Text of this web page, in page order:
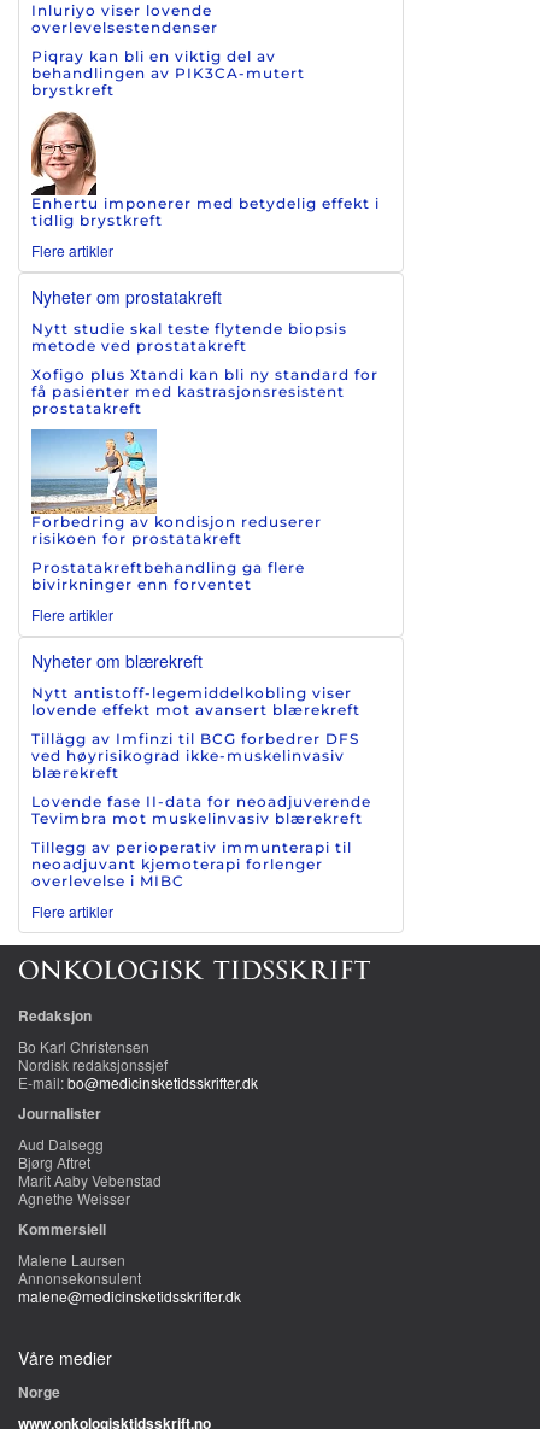
Inluriyo viser lovende
overlevelsestendenser
Piqray kan bli en viktig del av
behandlingen av PIK3CA-mutert
brystkreft
Enhertu imponerer med betydelig effekt i
tidlig brystkreft
Flere artikler
Nyheter om prostatakreft
Nytt studie skal teste flytende biopsis
metode ved prostatakreft
Xofigo plus Xtandi kan bli ny standard for
få pasienter med kastrasjonsresistent
prostatakreft
Forbedring av kondisjon reduserer
risikoen for prostatakreft
Prostatakreftbehandling ga flere
bivirkninger enn forventet
Flere artikler
Nyheter om blærekreft
Nytt antistoff-legemiddelkobling viser
lovende effekt mot avansert blærekreft
Tillägg av Imfinzi til BCG forbedrer DFS
ved høyrisikograd ikke-muskelinvasiv
blærekreft
Lovende fase II-data for neoadjuverende
Tevimbra mot muskelinvasiv blærekreft
Tillegg av perioperativ immunterapi til
neoadjuvant kjemoterapi forlenger
overlevelse i MIBC
Flere artikler
Redaksjon
Bo Karl Christensen
Nordisk redaksjonssjef
E-mail:bo@medicinsketidsskrifter.dk
Journalister
Aud Dalsegg
Bjørg Aftret
Marit Aaby Vebenstad
Agnethe Weisser
Kommersiell
Malene Laursen
Annonsekonsulent
malene@medicinsketidsskrifter.dk
Våre medier
Norge
www.onkologisktidsskrift.no